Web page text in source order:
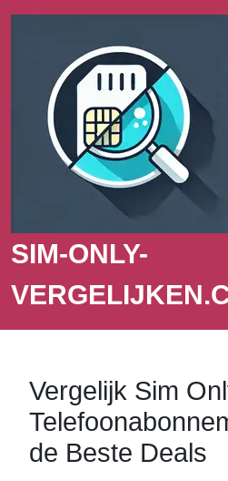
SIM-ONLY-
Vergelijk Sim
de Beste Deals